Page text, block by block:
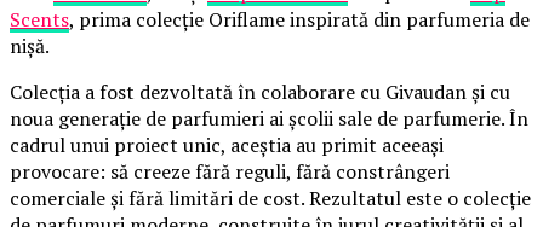
Scents, prima colecție Oriflame inspirată din parfumeria de
nișă.
Colecția a fost dezvoltată în colaborare cu Givaudan și cu
noua generație de parfumieri ai școlii sale de parfumerie. În
cadrul unui proiect unic, aceștia au primit aceeași
provocare: să creeze fără reguli, fără constrângeri
comerciale și fără limitări de cost. Rezultatul este o colecție